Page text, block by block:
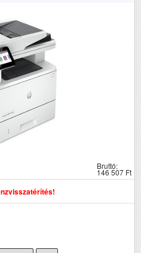
Bruttó:
146 507 Ft